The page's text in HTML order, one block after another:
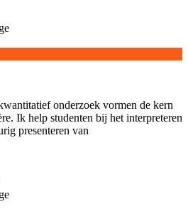
onderzoek vormen de kern
Ik help studenten bij het interpreteren
presenteren van